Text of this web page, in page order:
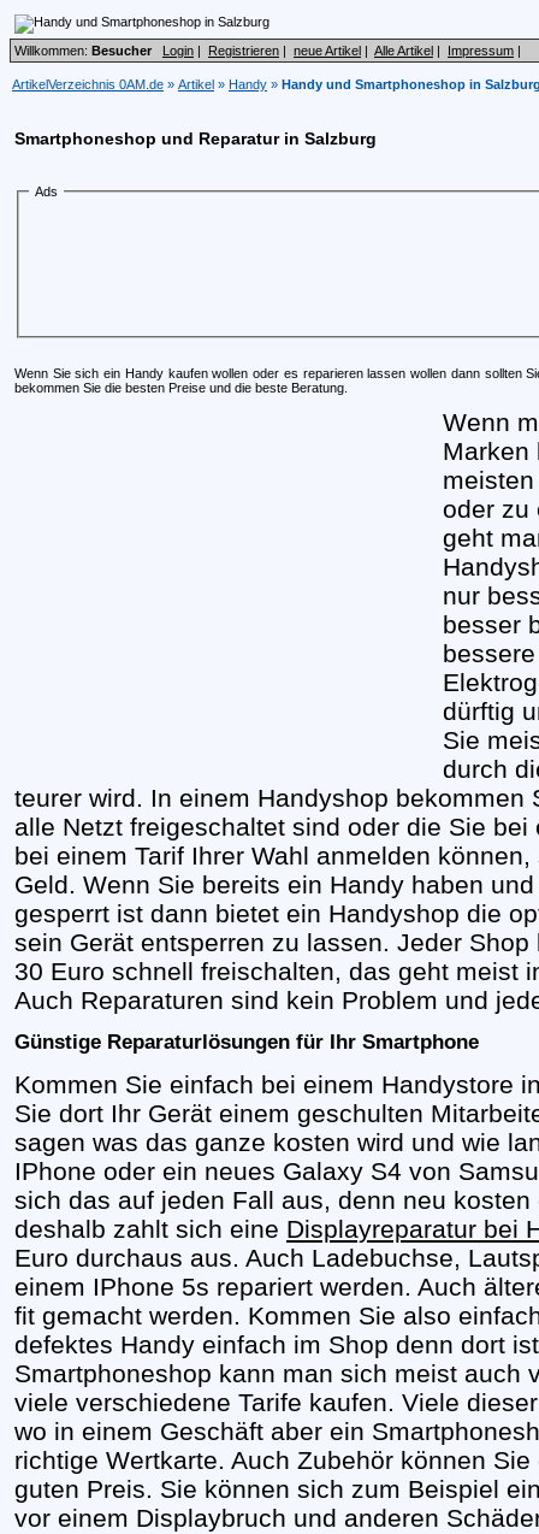
Willkommen: Besucher Login | Registrieren | neue Artikel | Alle Artikel | Impressum |
ArtikelVerzeichnis 0AM.de » Artikel » Handy » Handy und Smartphoneshop in
Smartphoneshop und Reparatur in Salzburg
Ads
Wenn Sie sich ein Handy kaufen wollen oder es reparieren lassen wollen dann sollten
bekommen Sie die besten Preise und die beste Beratung.
Wenn
Marken
oder zu
geht
nur
besser
dürftig
Sie
durch
teurer wird. In einem Handyshop bekommen
alle Netzt freigeschaltet sind oder die Sie
bei einem Tarif Ihrer Wahl anmelden
Geld. Wenn Sie bereits ein Handy haben
gesperrt ist dann bietet ein Handyshop die
sein Gerät entsperren zu lassen. Jeder
30 Euro schnell freischalten, das geht meist
Auch Reparaturen sind kein Problem und
Günstige Reparaturlösungen für Ihr Smartphone
Kommen Sie einfach bei einem Handystore
Sie dort Ihr Gerät einem geschulten
sagen was das ganze kosten wird und wie
IPhone oder ein neues Galaxy S4 von
sich das auf jeden Fall aus, denn neu
deshalb zahlt sich eine Displayreparatur bei
Euro durchaus aus. Auch Ladebuchse,
einem IPhone 5s repariert werden. Auch
fit gemacht werden. Kommen Sie also
defektes Handy einfach im Shop denn dort
Smartphoneshop kann man sich meist auch
viele verschiedene Tarife kaufen. Viele
wo in einem Geschäft aber ein
richtige Wertkarte. Auch Zubehör können
guten Preis. Sie können sich zum Beispiel
vor einem Displaybruch und anderen